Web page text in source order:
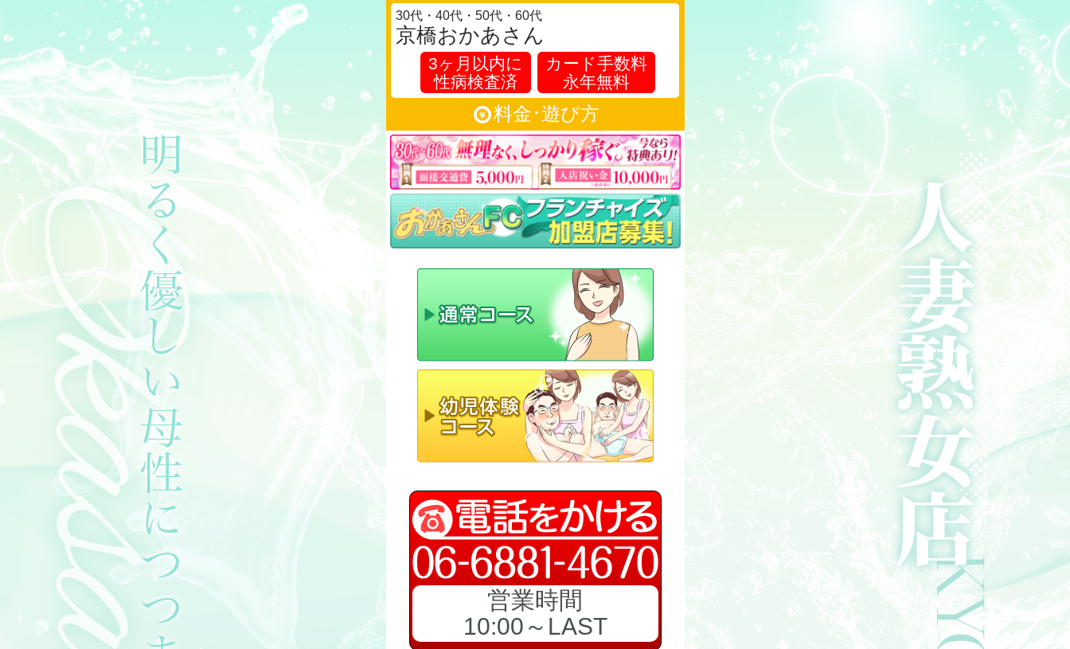
30代・40代・50代・60代
京橋おかあさん
3ヶ月以内に
性病検査済
カード手数料
永年無料
料金･遊び方
営業時間
10:00～LAST